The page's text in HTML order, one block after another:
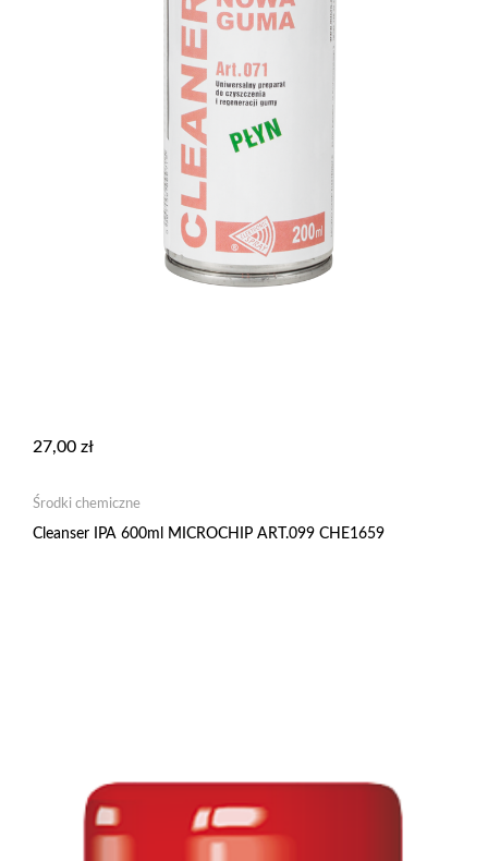
27,00 zł
Środki chemiczne
Cleanser IPA 600ml MICROCHIP ART.099 CHE1659